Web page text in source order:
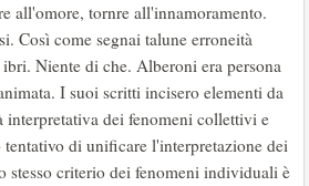
all'omore, tornre all'innamoramento.
Così come segnai talune erroneità
Niente di che. Alberoni era persona
I suoi scritti incisero elementi da
interpretativa dei fenomeni collettivi e
di unificare l'interpretazione dei
stesso criterio dei fenomeni individuali è